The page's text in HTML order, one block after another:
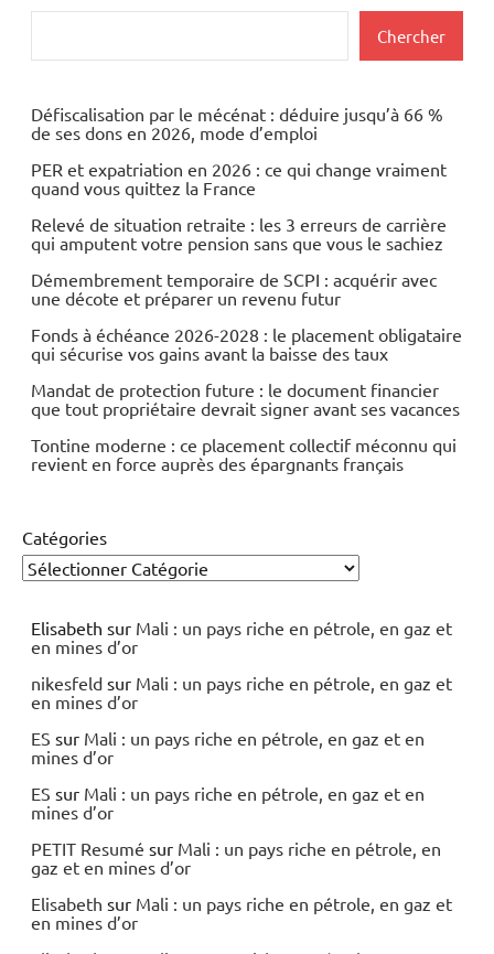
Chercher
Défiscalisation par le mécénat : déduire jusqu’à 66 %
de ses dons en 2026, mode d’emploi
PER et expatriation en 2026 : ce qui change vraiment
quand vous quittez la France
Relevé de situation retraite : les 3 erreurs de carrière
qui amputent votre pension sans que vous le sachiez
Démembrement temporaire de SCPI : acquérir avec
une décote et préparer un revenu futur
Fonds à échéance 2026-2028 : le placement obligataire
qui sécurise vos gains avant la baisse des taux
Mandat de protection future : le document financier
que tout propriétaire devrait signer avant ses vacances
Tontine moderne : ce placement collectif méconnu qui
revient en force auprès des épargnants français
Catégories
Elisabeth sur Mali : un pays riche en pétrole, en gaz et
en mines d’or
nikesfeld sur Mali : un pays riche en pétrole, en gaz et
en mines d’or
ES sur Mali : un pays riche en pétrole, en gaz et en
mines d’or
ES sur Mali : un pays riche en pétrole, en gaz et en
mines d’or
PETIT Resumé sur Mali : un pays riche en pétrole, en
gaz et en mines d’or
Elisabeth sur Mali : un pays riche en pétrole, en gaz et
en mines d’or